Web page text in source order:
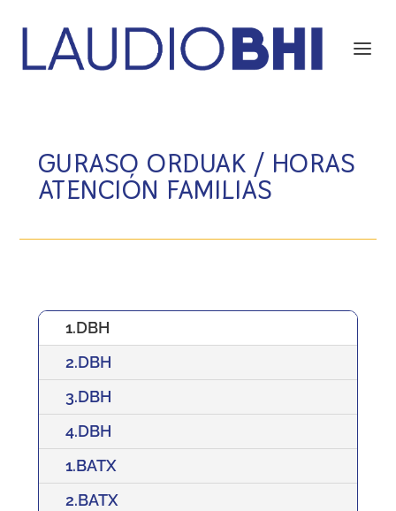
GURASO ORDUAK / HORAS
ATENCIÓN FAMILIAS
1.DBH
2.DBH
3.DBH
4.DBH
1.BATX
2.BATX